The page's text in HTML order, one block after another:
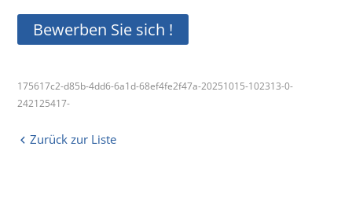
Bewerben Sie sich !
175617c2-d85b-4dd6-6a1d-68ef4fe2f47a-20251015-102313-0-
242125417-
Zurück zur Liste